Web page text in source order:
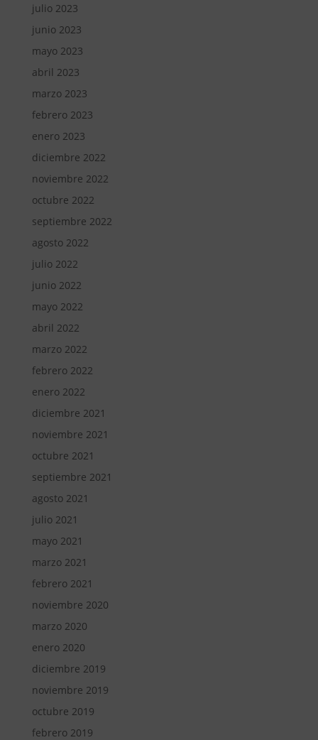
julio 2023
junio 2023
mayo 2023
abril 2023
marzo 2023
febrero 2023
enero 2023
diciembre 2022
noviembre 2022
octubre 2022
septiembre 2022
agosto 2022
julio 2022
junio 2022
mayo 2022
abril 2022
marzo 2022
febrero 2022
enero 2022
diciembre 2021
noviembre 2021
octubre 2021
septiembre 2021
agosto 2021
julio 2021
mayo 2021
marzo 2021
febrero 2021
noviembre 2020
marzo 2020
enero 2020
diciembre 2019
noviembre 2019
octubre 2019
febrero 2019